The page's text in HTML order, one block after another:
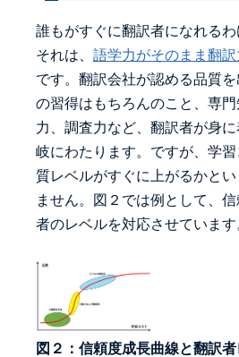
誰もがすぐに翻訳者になれるわ
それは、 語学力がそのまま翻
です。翻訳会社が認める品質
の習得はもちろんのこと、専
力、調査力など、翻訳者が身
岐にわたります。ですが、学
質レベルがすぐに上がるかと
ません。図２では例として、
者のレベルを対応させています
図２：信頼度成長曲線と翻訳